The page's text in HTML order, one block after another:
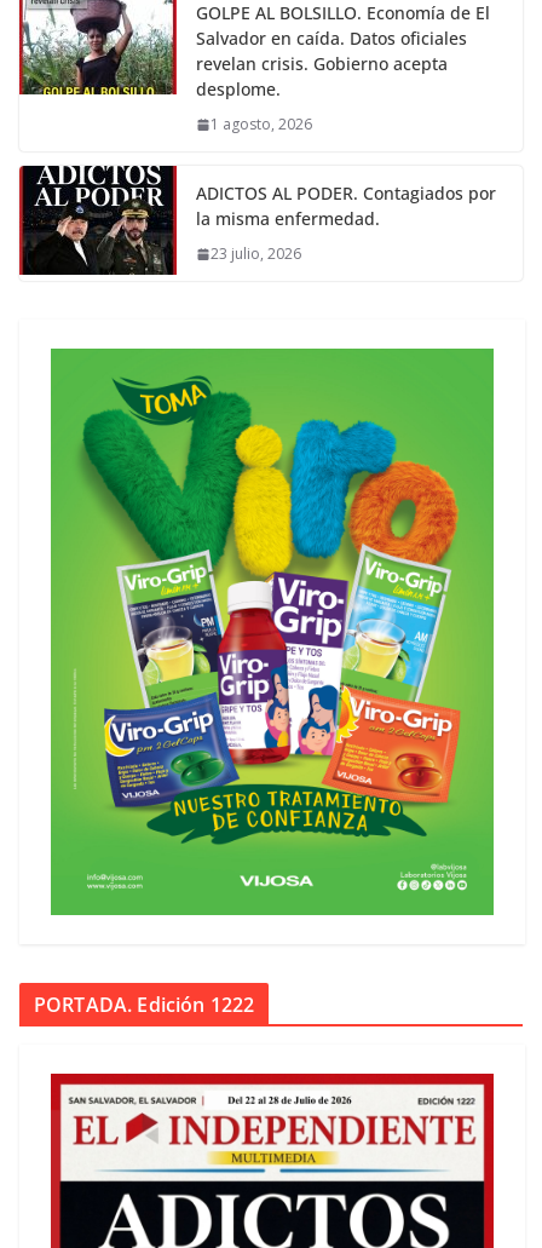
GOLPE AL BOLSILLO. Economía de El
Salvador en caída. Datos oficiales
revelan crisis. Gobierno acepta
desplome.
1 agosto, 2026
ADICTOS AL PODER. Contagiados por
la misma enfermedad.
23 julio, 2026
PORTADA. Edición 1222